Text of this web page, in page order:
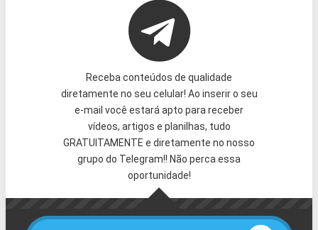
Receba conteúdos de qualidade
diretamente no seu celular! Ao inserir o seu
e-mail você estará apto para receber
vídeos, artigos e planilhas, tudo
GRATUITAMENTE e diretamente no nosso
grupo do Telegram!! Não perca essa
oportunidade!